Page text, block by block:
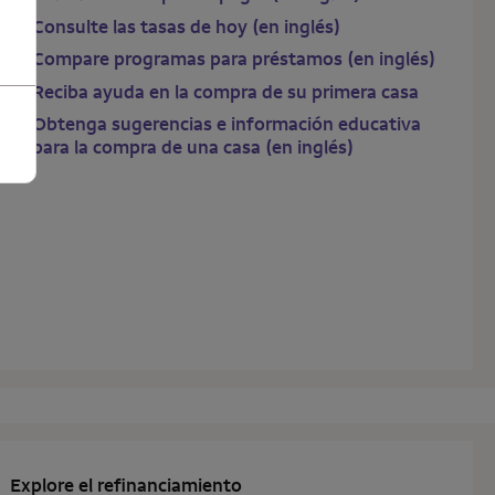
Consulte las tasas de hoy (en inglés)
Compare programas para préstamos (en inglés)
Reciba ayuda en la compra de su primera casa
Obtenga sugerencias e información educativa
para la compra de una casa (en inglés)
Explore el refinanciamiento